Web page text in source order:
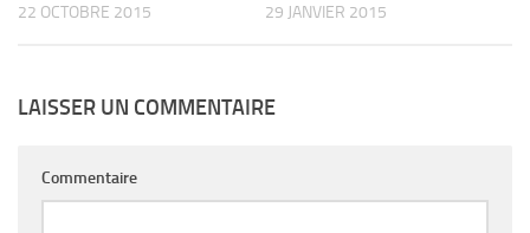
22 OCTOBRE 2015 29 JANVIER 2015
LAISSER UN COMMENTAIRE
Commentaire